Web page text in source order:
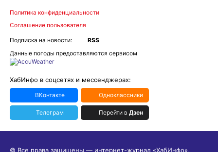
Политика конфиденциальности
Соглашение пользователя
Подписка на новости:
RSS
Данные погоды предоставляются сервисом
ХабИнфо в соцсетях и мессенджерах:
ВКонтакте Одноклассники
Телеграм Перейти в Дзен
© Все права защищены — интернет-журнал «ХабИнфо»,